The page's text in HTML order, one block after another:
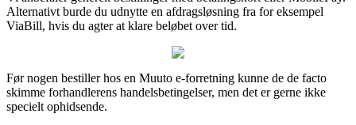
Alternativt burde du udnytte en afdragsløsning fra for eksempel
ViaBill, hvis du agter at klare beløbet over tid.
Før nogen bestiller hos en Muuto e-forretning kunne de de facto
skimme forhandlerens handelsbetingelser, men det er gerne ikke
specielt ophidsende.